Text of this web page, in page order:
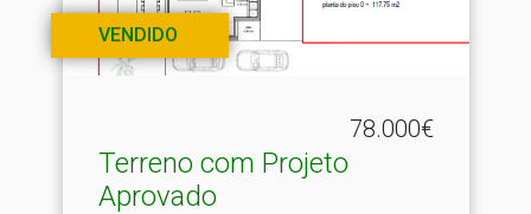
VENDIDO
78.000€
Terreno com Projeto
Aprovado